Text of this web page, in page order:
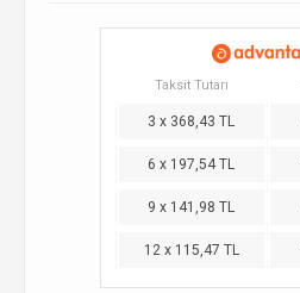
Taksit Tutarı
3 x 368,43 TL
6 x 197,54 TL
9 x 141,98 TL
12 x 115,47 TL